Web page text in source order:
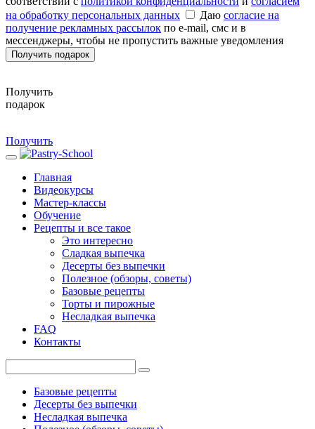
на обработку персональных данных
Даю согласие на
получение рекламных рассылок по e-mail, смс и в
мессенджеры, чтобы не пропустить важные уведомления
Получить подарок
Получить
подарок
Получить
Главная
Видеокурсы
Мастер-классы
Обучение
Рецепты и все такое
Это интересно
Сладкая выпечка
Десерты без выпечки
Полезное (обзоры, советы)
Базовые рецепты
Торты и пирожные
Несладкая выпечка
FAQ
Контакты
Базовые рецепты
Десерты без выпечки
Несладкая выпечка